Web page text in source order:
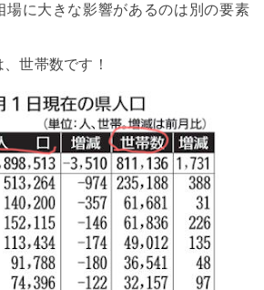
場に大きな影響があるのは別の要素
世帯数です！